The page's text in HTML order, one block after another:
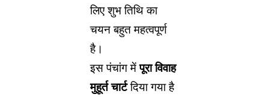
लिए शुभ तिथि का
चयन बहुत महत्वपूर्ण
है।
इस पंचांग मेंपूरा विवाह
मुहूर्त चार्टदिया गया है